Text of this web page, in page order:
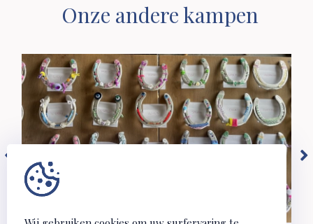
Onze andere kampen